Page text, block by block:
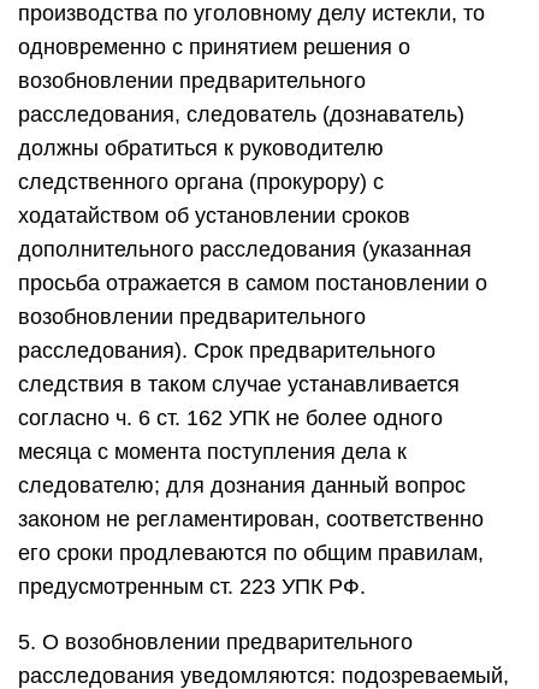
производства по уголовному делу истекли, то
одновременно с принятием решения о
возобновлении предварительного
расследования, следователь (дознаватель)
должны обратиться к руководителю
следственного органа (прокурору) с
ходатайством об установлении сроков
дополнительного расследования (указанная
просьба отражается в самом постановлении о
возобновлении предварительного
расследования). Срок предварительного
следствия в таком случае устанавливается
согласно ч. 6 ст. 162 УПК не более одного
месяца с момента поступления дела к
следователю; для дознания данный вопрос
законом не регламентирован, соответственно
его сроки продлеваются по общим правилам,
предусмотренным ст. 223 УПК РФ.
5. О возобновлении предварительного
расследования уведомляются: подозреваемый,